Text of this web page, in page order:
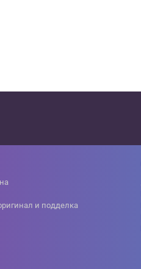
и подделка